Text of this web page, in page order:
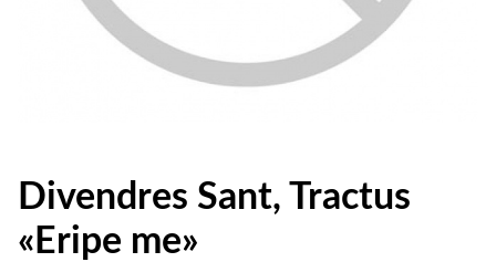
Divendres Sant, Tractus
«Eripe me»